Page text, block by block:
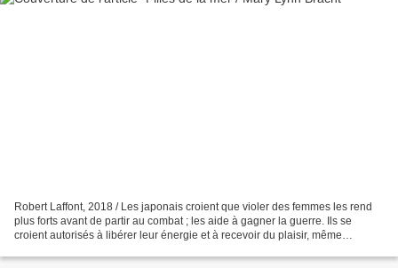
Robert Laffont, 2018 / Les japonais croient que violer des femmes les rend
plus forts avant de partir au combat ; les aide à gagner la guerre. Ils se
croient autorisés à libérer leur énergie et à recevoir du plaisir, même